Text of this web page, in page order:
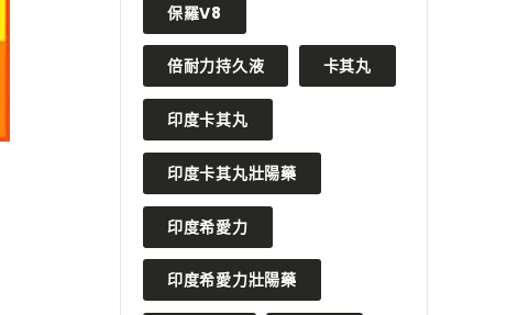
保羅V8
倍耐力持久液 卡其丸
印度卡其丸
印度卡其丸壯陽藥
印度希愛力
印度希愛力壯陽藥